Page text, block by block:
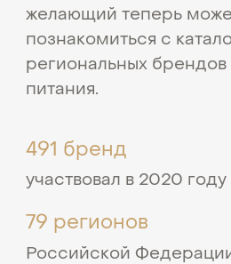
желающий теперь
познакомиться с
региональных брендов
питания.
491 бренд
участвовал в 2020 году
79 регионов
Российской